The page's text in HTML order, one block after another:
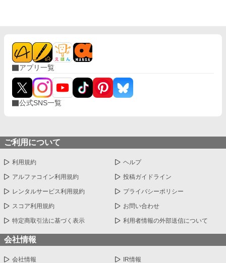
アプリ一覧
公式SNS一覧
ご利用について
利用規約 ヘルプ
アルファコイン利用規約 投稿ガイドライン
レンタルサービス利用規約 プライバシーポリシー
スコア利用規約 お問い合わせ
特定商取引法に基づく表示 利用者情報の外部送信について
会社情報
会社情報 IR情報